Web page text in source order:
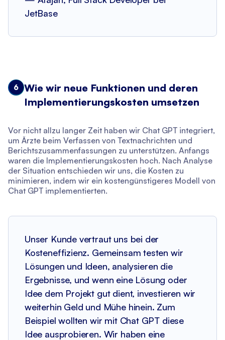
JetBase
6 Wie wir neue Funktionen und deren
Implementierungskosten umsetzen
Vor nicht allzu langer Zeit haben wir Chat GPT integriert,
um Ärzte beim Verfassen von Textnachrichten und
Berichtszusammenfassungen zu unterstützen. Anfangs
waren die Implementierungskosten hoch. Nach Analyse
der Situation entschieden wir uns, die Kosten zu
minimieren, indem wir ein kostengünstigeres Modell von
Chat GPT implementierten.
Unser Kunde vertraut uns bei der
Kosteneffizienz. Gemeinsam testen wir
Lösungen und Ideen, analysieren die
Ergebnisse, und wenn eine Lösung oder
Idee dem Projekt gut dient, investieren wir
weiterhin Geld und Mühe hinein. Zum
Beispiel wollten wir mit Chat GPT diese
Idee ausprobieren. Wir haben eine